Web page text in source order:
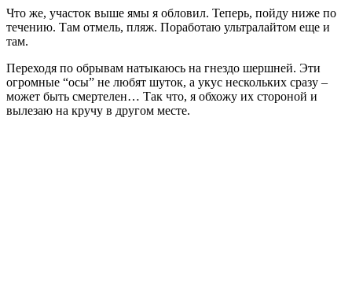
Что же, участок выше ямы я обловил. Теперь, пойду ниже по
течению. Там отмель, пляж. Поработаю ультралайтом еще и
там.
Переходя по обрывам натыкаюсь на гнездо шершней. Эти
огромные “осы” не любят шуток, а укус нескольких сразу –
может быть смертелен… Так что, я обхожу их стороной и
вылезаю на кручу в другом месте.